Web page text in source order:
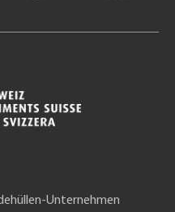
Unternehmen